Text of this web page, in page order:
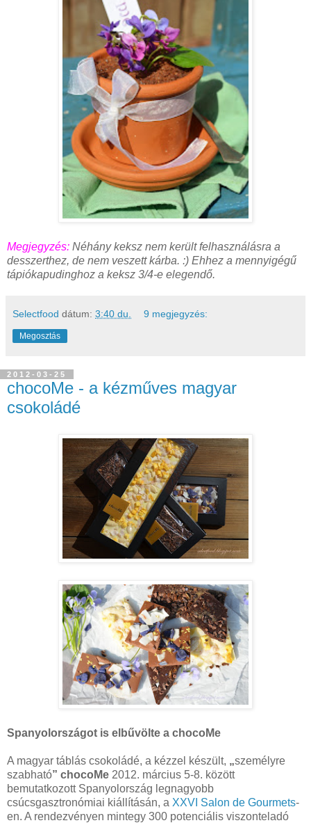
Megjegyzés: Néhány keksz nem került felhasználásra a
desszerthez, de nem veszett kárba. :) Ehhez a mennyigégű
tápiókapudinghoz a keksz 3/4-e elegendő.
Selectfood dátum: 3:40 du. 9 megjegyzés:
Megosztás
2012-03-25
chocoMe - a kézműves magyar
csokoládé
Spanyolországot is elbűvölte a chocoMe
A magyar táblás csokoládé, a kézzel készült, „személyre
szabható” chocoMe 2012. március 5-8. között
bemutatkozott Spanyolország legnagyobb
csúcsgasztronómiai kiállításán, a XXVI Salon de Gourmets-
en. A rendezvényen mintegy 300 potenciális viszonteladó